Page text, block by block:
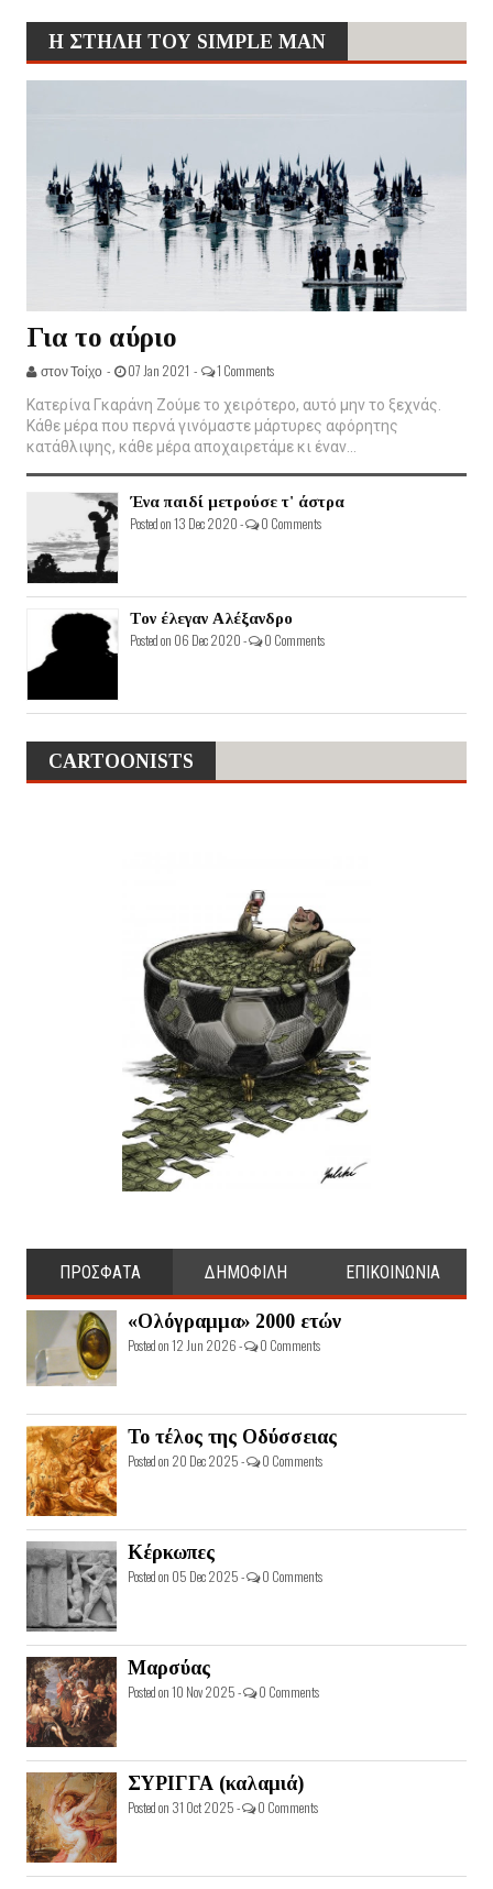
Η ΣΤΗΛΗ ΤΟΥ SIMPLE MAN
Για το αύριο
στον Τοίχο - 07 Jan 2021 - 1 Comments
Κατερίνα Γκαράνη Ζούμε το χειρότερο, αυτό μην το ξεχνάς.
Κάθε μέρα που περνά γινόμαστε μάρτυρες αφόρητης
κατάθλιψης, κάθε μέρα αποχαιρετάμε κι έναν...
Ένα παιδί μετρούσε τ' άστρα
Posted on 13 Dec 2020 - 0 Comments
Τον έλεγαν Αλέξανδρο
Posted on 06 Dec 2020 - 0 Comments
CARTOONISTS
ΠΡΟΣΦΑΤΑ ΔΗΜΟΦΙΛΗ ΕΠΙΚΟΙΝΩΝΙΑ
«Ολόγραμμα» 2000 ετών
Posted on 12 Jun 2026 - 0 Comments
Το τέλος της Οδύσσειας
Posted on 20 Dec 2025 - 0 Comments
Κέρκωπες
Posted on 05 Dec 2025 - 0 Comments
Μαρσύας
Posted on 10 Nov 2025 - 0 Comments
ΣΥΡΙΓΓΑ (καλαμιά)
Posted on 31 Oct 2025 - 0 Comments